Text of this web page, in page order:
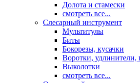
Долота и стамески
смотреть все...
Слесарный инструмент
Мультитулы
Биты
Бокорезы, кусачки
Воротки, удлинители,
Выколотки
смотреть все...